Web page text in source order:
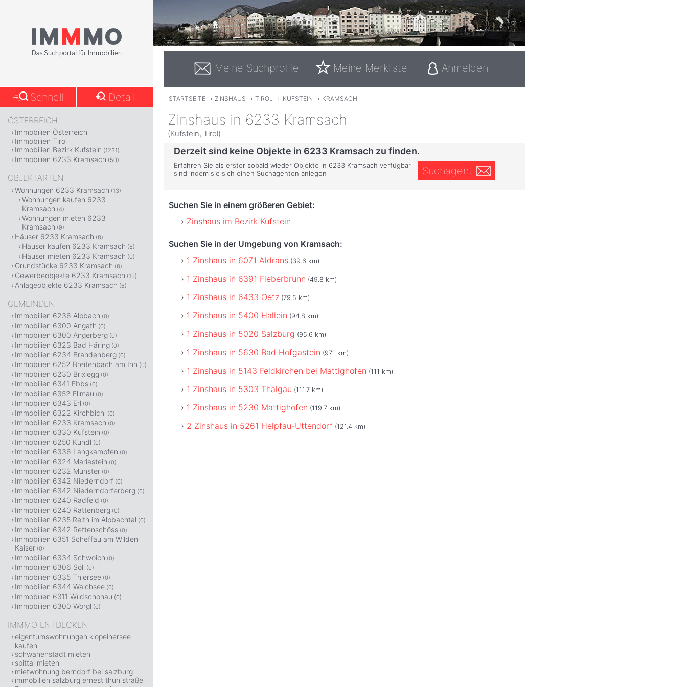
Meine Suchprofile Meine Merkliste Anmelden
STARTSEITE › ZINSHAUS › TIROL › KUFSTEIN › KRAMSACH
Zinshaus in 6233 Kramsach
(Kufstein, Tirol)
Derzeit sind keine Objekte in 6233 Kramsach zu finden.
Erfahren Sie als erster sobald wieder Objekte in 6233 Kramsach verfügbar
sind indem sie sich einen Suchagenten anlegen
Suchagent
Suchen Sie in einem größeren Gebiet:
Zinshaus im Bezirk Kufstein
Suchen Sie in der Umgebung von Kramsach:
1 Zinshaus in 6071 Aldrans (39.6 km)
1 Zinshaus in 6391 Fieberbrunn (49.8 km)
1 Zinshaus in 6433 Oetz (79.5 km)
1 Zinshaus in 5400 Hallein (94.8 km)
1 Zinshaus in 5020 Salzburg (95.6 km)
1 Zinshaus in 5630 Bad Hofgastein (97.1 km)
1 Zinshaus in 5143 Feldkirchen bei Mattighofen (111 km)
1 Zinshaus in 5303 Thalgau (111.7 km)
1 Zinshaus in 5230 Mattighofen (119.7 km)
2 Zinshaus in 5261 Helpfau-Uttendorf (121.4 km)
Schnell Detail
ÖSTERREICH
Immobilien Österreich
Immobilien Tirol
Immobilien Bezirk Kufstein (1231)
Immobilien 6233 Kramsach (50)
OBJEKTARTEN
Wohnungen 6233 Kramsach (13)
Wohnungen kaufen 6233
Kramsach (4)
Wohnungen mieten 6233
Kramsach (9)
Häuser 6233 Kramsach (8)
Häuser kaufen 6233 Kramsach (8)
Häuser mieten 6233 Kramsach (0)
Grundstücke 6233 Kramsach (8)
Gewerbeobjekte 6233 Kramsach (15)
Anlageobjekte 6233 Kramsach (6)
GEMEINDEN
Immobilien 6236 Alpbach (0)
Immobilien 6300 Angath (0)
Immobilien 6300 Angerberg (0)
Immobilien 6323 Bad Häring (0)
Immobilien 6234 Brandenberg (0)
Immobilien 6252 Breitenbach am Inn (0)
Immobilien 6230 Brixlegg (0)
Immobilien 6341 Ebbs (0)
Immobilien 6352 Ellmau (0)
Immobilien 6343 Erl (0)
Immobilien 6322 Kirchbichl (0)
Immobilien 6233 Kramsach (0)
Immobilien 6330 Kufstein (0)
Immobilien 6250 Kundl (0)
Immobilien 6336 Langkampfen (0)
Immobilien 6324 Mariastein (0)
Immobilien 6232 Münster (0)
Immobilien 6342 Niederndorf (0)
Immobilien 6342 Niederndorferberg (0)
Immobilien 6240 Radfeld (0)
Immobilien 6240 Rattenberg (0)
Immobilien 6235 Reith im Alpbachtal (0)
Immobilien 6342 Rettenschöss (0)
Immobilien 6351 Scheffau am Wilden
Kaiser (0)
Immobilien 6334 Schwoich (0)
Immobilien 6306 Söll (0)
Immobilien 6335 Thiersee (0)
Immobilien 6344 Walchsee (0)
Immobilien 6311 Wildschönau (0)
Immobilien 6300 Wörgl (0)
IMMMO ENTDECKEN
eigentumswohnungen klopeinersee
kaufen
schwanenstadt mieten
spittal mieten
mietwohnung berndorf bei salzburg
immobilien salzburg ernest thun straße